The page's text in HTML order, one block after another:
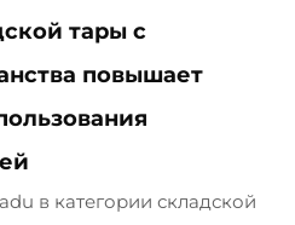
тары с
повышает
в категории складской